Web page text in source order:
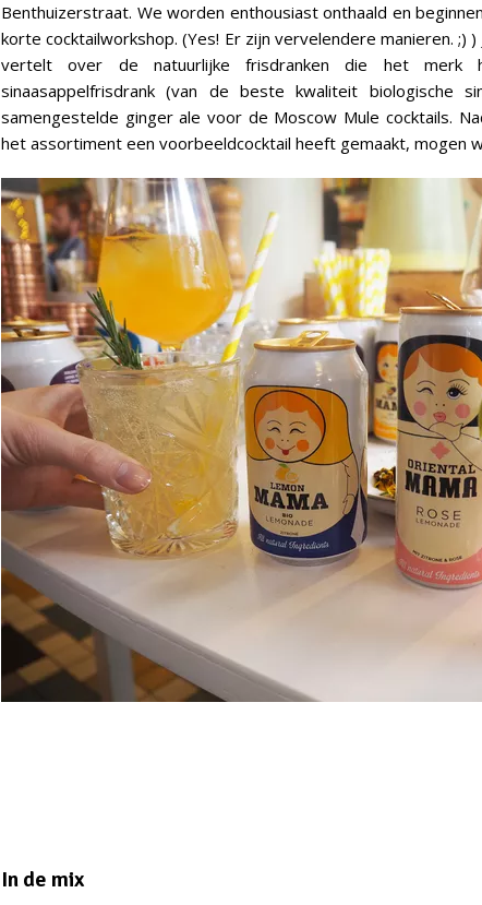
Benthuizerstraat. We worden enthousiast onthaald en
korte cocktailworkshop. (Yes! Er zijn vervelendere manieren. ;) )
vertelt over de natuurlijke frisdranken die het merk
sinaasappelfrisdrank (van de beste kwaliteit biologische
samengestelde ginger ale voor de Moscow Mule cocktails.
het assortiment een voorbeeldcocktail heeft gemaakt, mogen
In de mix